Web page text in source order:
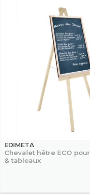
EDIMETA
Chevalet hêtre ECO
& tableaux